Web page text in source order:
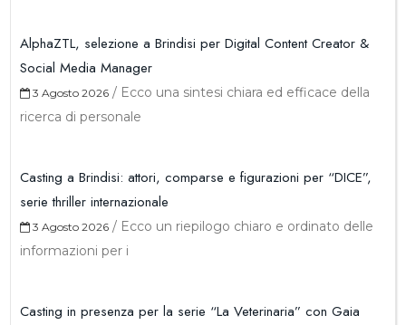
AlphaZTL, selezione a Brindisi per Digital Content Creator &
Social Media Manager
3 Agosto 2026 / Ecco una sintesi chiara ed efficace della
ricerca di personale
Casting a Brindisi: attori, comparse e figurazioni per “DICE”,
serie thriller internazionale
3 Agosto 2026 / Ecco un riepilogo chiaro e ordinato delle
informazioni per i
Casting in presenza per la serie “La Veterinaria” con Gaia